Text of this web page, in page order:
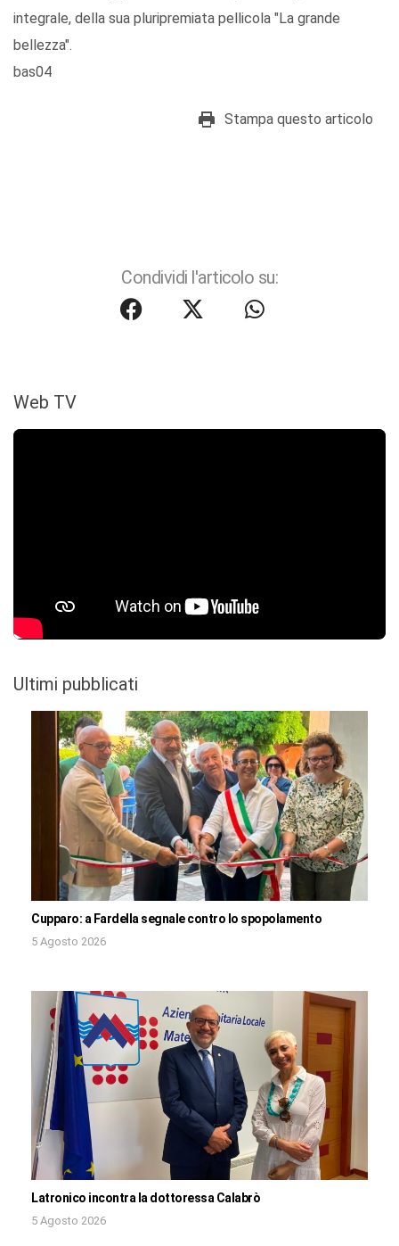
integrale, della sua pluripremiata pellicola "La grande
bellezza".
bas04
Stampa questo articolo
Condividi l'articolo su:
Web TV
Ultimi pubblicati
Cupparo: a Fardella segnale contro lo spopolamento
5 Agosto 2026
Latronico incontra la dottoressa Calabrò
5 Agosto 2026